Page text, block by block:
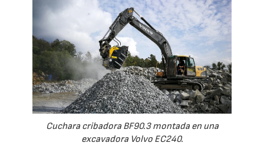
Cuchara cribadora BF90.3 montada en una
excavadora Volvo EC240.